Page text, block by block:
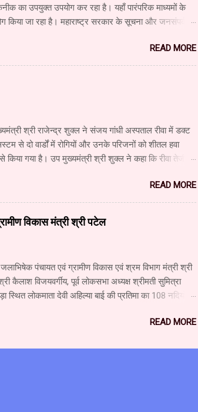
का उपयुक्त उपयोग कर रहा है। यहाँ पारंपरिक माध्यमों के
किया जा रहा है। महाराष्ट्र सरकार के सूचना और जनसंपर्क
और जनसंपर्क महानिदेशालय के उपसंचालक (प्रशासन) श्री
सहायक संचालक (सूचना) श्री गजानन पाटील, सहायक
अर्जुन शामिल थे। उप संचालक श्री अहंकारी ने कहा कि
रहे हैं। इन परिवर्तनों की आवश्यकता को ध्यान में रखते हुए
READ MORE
श्री राजेन्द्र शुक्ल ने संजय गांधी अस्पताल रीवा में डक्ट
से दो वार्डों में रोगियों और उनके परिजनों को शीतल हवा
किया गया है। उप मुख्यमंत्री श्री शुक्ल ने कहा कि रीवा तेजी से
इसमें 40 करोड़ रुपए की लागत से लीनेक मशीन लगाई जा
उप मुख्यमंत्री श्री शुक्ल ने कहा कि चिकित्सा सुविधाओं
में सुधार तथा नई व्यवस्थाओं के लिए 321 करोड़ रुपए मंजूर
करोड़ रुपए की सहयोग राशि से आधुनिक मशीन लगाई जा रही
READ MORE
विकास मंत्री श्री पटेल
पंचायत एवं ग्रामीण विकास एवं श्रम विभाग मंत्री श्री
कैलाश विजयवर्गीय, पूर्व लोकसभा अध्यक्ष श्रीमती सुमित्रा
लोकमाता देवी अहिल्या बाई की प्रतिमा का 108 नदियों के
थी। उसके बाद पत्नी श्रीमती पुष्पलता पटेल के साथ नर्मदा
से किया जायेगा। मंत्री श्री पटेल ने कहा कि बचपन से ही
READ MORE